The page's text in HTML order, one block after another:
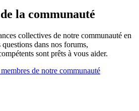
la communauté
collectives de notre communauté en
questions dans nos forums,
sont prêts à vous aider.
de notre communauté